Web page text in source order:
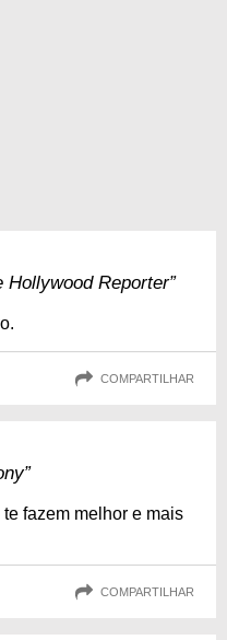
Reporter”
COMPARTILHAR
fazem melhor e mais
COMPARTILHAR